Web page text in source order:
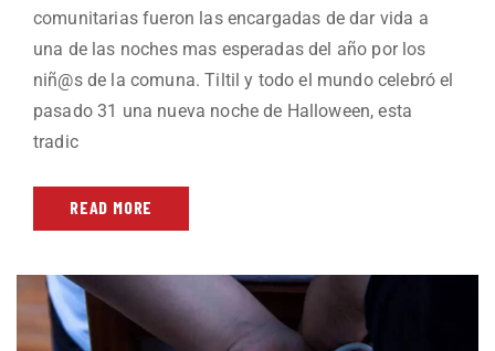
comunitarias fueron las encargadas de dar vida a
una de las noches mas esperadas del año por los
niñ@s de la comuna. Tiltil y todo el mundo celebró el
pasado 31 una nueva noche de Halloween, esta
tradic
READ MORE